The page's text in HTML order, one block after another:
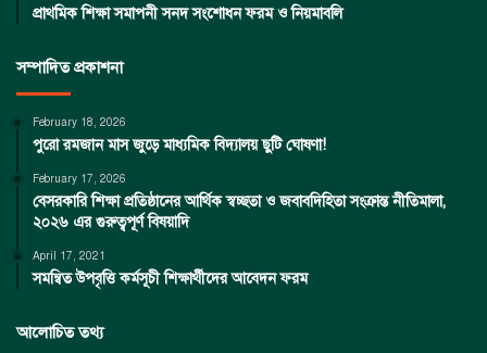
প্রাথমিক শিক্ষা সমাপনী সনদ সংশোধন ফরম ও নিয়মাবলি
সম্পাদিত প্রকাশনা
February 18, 2026
পুরো রমজান মাস জুড়ে মাধ্যমিক বিদ্যালয় ছুটি ঘোষণা!
February 17, 2026
বেসরকারি শিক্ষা প্রতিষ্ঠানের আর্থিক স্বচ্ছতা ও জবাবদিহিতা সংক্রান্ত নীতিমালা,
২০২৬ এর গুরুত্বপূর্ণ বিষয়াদি
April 17, 2021
সমন্বিত উপবৃত্তি কর্মসূচী শিক্ষার্থীদের আবেদন ফরম
আলোচিত তথ্য